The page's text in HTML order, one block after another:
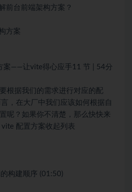
前台前端架构方案？
方案
案——让vite得心应手11 节 | 54分
根据我们的需求进行对应的配
，在大厂中我们应该如何根据自
呢？如果你不清楚，那么快快来
配置方案收起列表
构建顺序 (01:50)